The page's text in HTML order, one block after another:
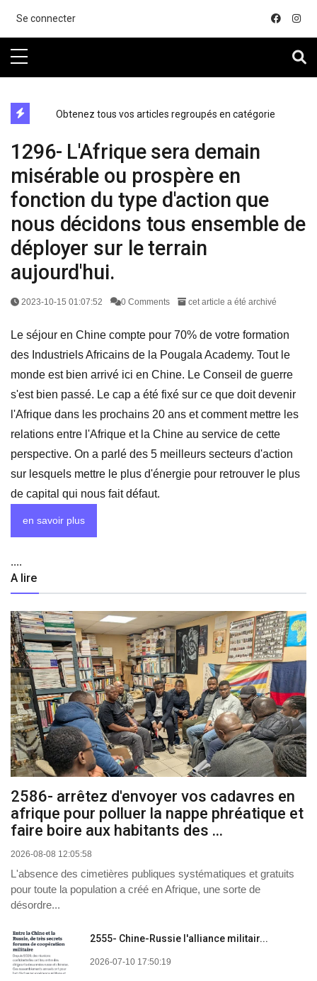
Se connecter
Obtenez tous vos articles regroupés en catégorie
1296- L'Afrique sera demain
misérable ou prospère en
fonction du type d'action que
nous décidons tous ensemble de
déployer sur le terrain
aujourd'hui.
2023-10-15 01:07:52 0 Comments cet article a été archivé
Le séjour en Chine compte pour 70% de votre formation
des Industriels Africains de la Pougala Academy. Tout le
monde est bien arrivé ici en Chine. Le Conseil de guerre
s'est bien passé. Le cap a été fixé sur ce que doit devenir
l'Afrique dans les prochains 20 ans et comment mettre les
relations entre l'Afrique et la Chine au service de cette
perspective. On a parlé des 5 meilleurs secteurs d'action
sur lesquels mettre le plus d'énergie pour retrouver le plus
de capital qui nous fait défaut.
en savoir plus
....
A lire
2586- arrêtez d'envoyer vos cadavres en
afrique pour polluer la nappe phréatique et
faire boire aux habitants des ...
2026-08-08 12:05:58
L'absence des cimetières publiques systématiques et gratuits
pour toute la population a créé en Afrique, une sorte de
désordre...
2555- Chine-Russie l'alliance militair...
2026-07-10 17:50:19